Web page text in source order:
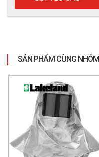
SẢN PHẨM CÙNG NHÓM